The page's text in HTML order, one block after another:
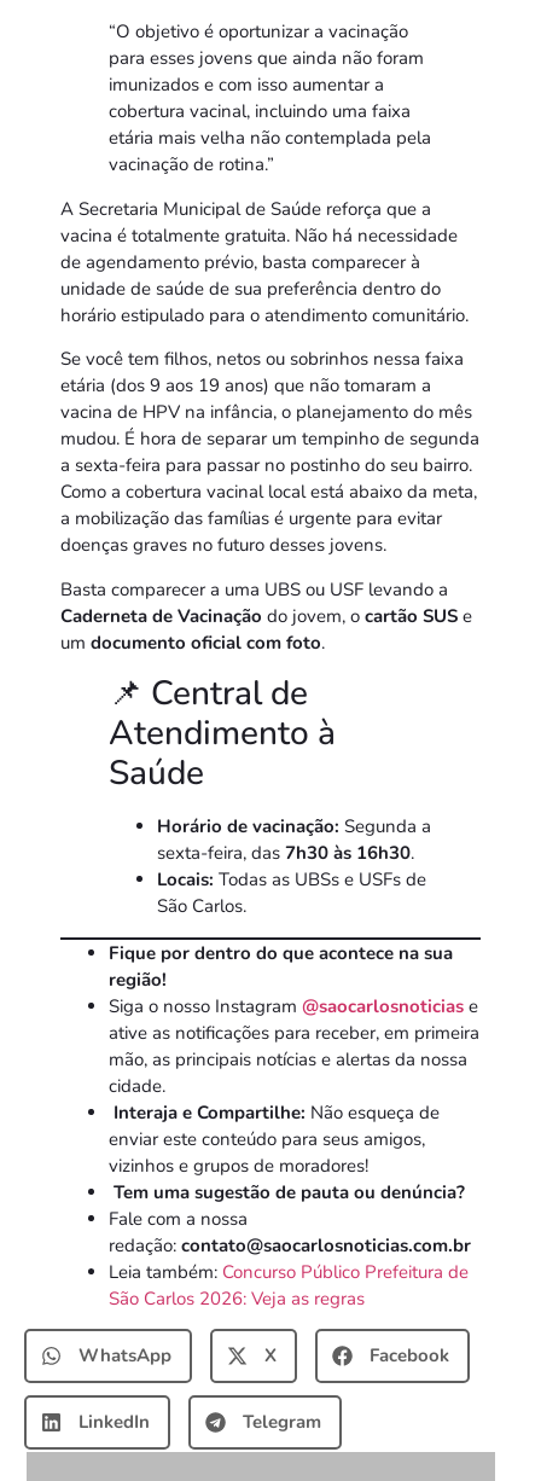
“O objetivo é oportunizar a vacinação
para esses jovens que ainda não foram
imunizados e com isso aumentar a
cobertura vacinal, incluindo uma faixa
etária mais velha não contemplada pela
vacinação de rotina.”
A Secretaria Municipal de Saúde reforça que a
vacina é totalmente gratuita. Não há necessidade
de agendamento prévio, basta comparecer à
unidade de saúde de sua preferência dentro do
horário estipulado para o atendimento comunitário.
Se você tem filhos, netos ou sobrinhos nessa faixa
etária (dos 9 aos 19 anos) que não tomaram a
vacina de HPV na infância, o planejamento do mês
mudou. É hora de separar um tempinho de segunda
a sexta-feira para passar no postinho do seu bairro.
Como a cobertura vacinal local está abaixo da meta,
a mobilização das famílias é urgente para evitar
doenças graves no futuro desses jovens.
Basta comparecer a uma UBS ou USF levando a
Caderneta de Vacinação do jovem, o cartão SUS e
um documento oficial com foto.
📌 Central de
Atendimento à
Saúde
Horário de vacinação: Segunda a
sexta-feira, das 7h30 às 16h30.
Locais: Todas as UBSs e USFs de
São Carlos.
Fique por dentro do que acontece na sua
região!
Siga o nosso Instagram @saocarlosnoticias e
ative as notificações para receber, em primeira
mão, as principais notícias e alertas da nossa
cidade.
Interaja e Compartilhe: Não esqueça de
enviar este conteúdo para seus amigos,
vizinhos e grupos de moradores!
Tem uma sugestão de pauta ou denúncia?
Fale com a nossa
redação: contato@saocarlosnoticias.com.br
Leia também: Concurso Público Prefeitura de
São Carlos 2026: Veja as regras
WhatsApp X Facebook
LinkedIn Telegram